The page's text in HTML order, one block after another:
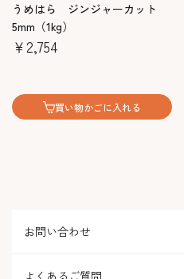
うめはら ジンジャーカット
5mm（1kg）
￥2,754
買い物かごに入れる
お問い合わせ
よくあるご質問